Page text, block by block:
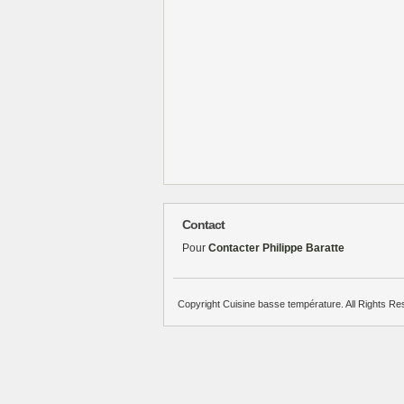
Contact
Pour Contacter Philippe Baratte
Copyright Cuisine basse température. All Rights